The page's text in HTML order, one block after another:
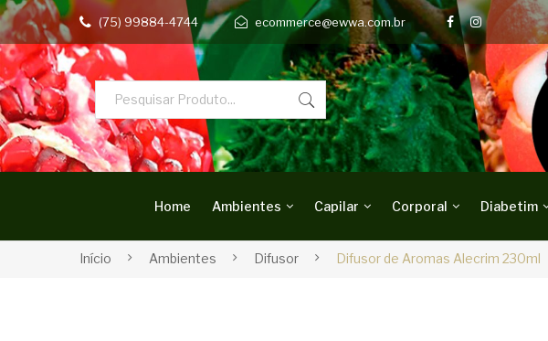
(75) 99884-4744 ecommerce@ewwa.com.br
Home Ambientes Capilar Corporal Diabetim
Início Ambientes Difusor Difusor de Aromas Alecrim 230ml